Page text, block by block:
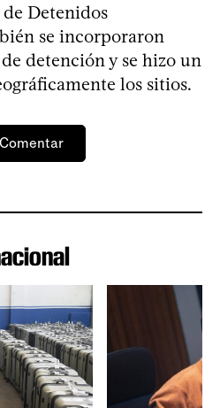
Detenidos
se incorporaron
detención y se hizo un
los sitios.
Comentar